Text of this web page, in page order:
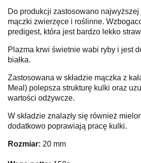
Do produkcji zastosowano najwyższej
mączki zwierzęce i roślinne.
predigest, która jest bardzo lekko
Plazma krwi świetnie wabi ryby i jest
białka.
Zastosowana w składzie mączka z
Meal) polepsza strukturę kulki oraz
wartości odżywcze.
W składzie znalazły się również
dodatkowo poprawiają pracę kulki.
Rozmiar: 20 mm